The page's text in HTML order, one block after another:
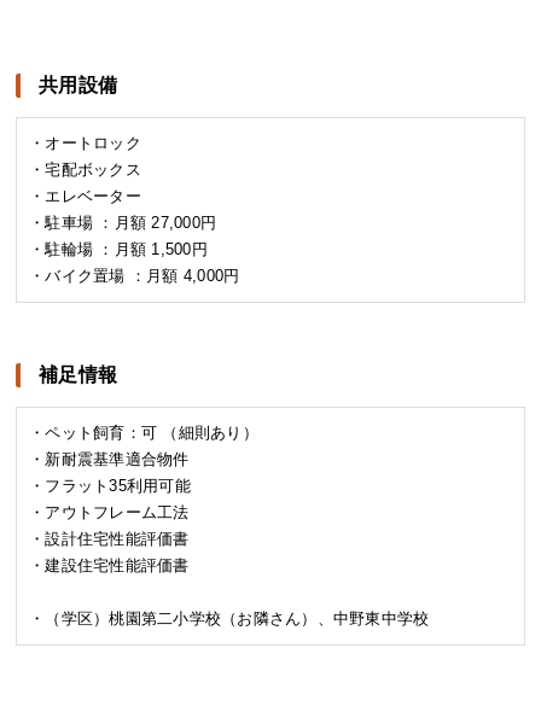
共用設備
・オートロック
・宅配ボックス
・エレベーター
・駐車場 ：月額 27,000円
・駐輪場 ：月額 1,500円
・バイク置場 ：月額 4,000円
補足情報
・ペット飼育：可 （細則あり）
・新耐震基準適合物件
・フラット35利用可能
・アウトフレーム⼯法
・設計住宅性能評価書
・建設住宅性能評価書
・（学区）桃園第二小学校（お隣さん）、中野東中学校